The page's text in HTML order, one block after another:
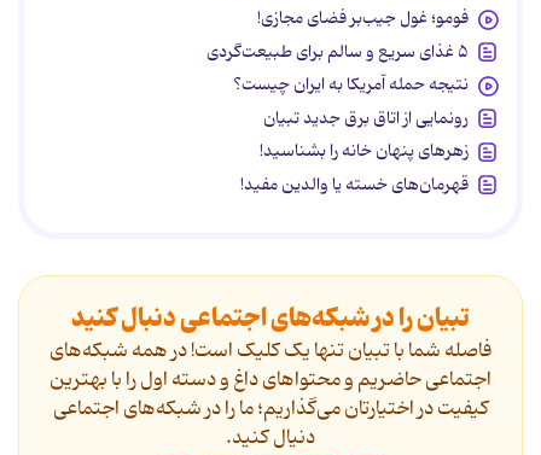
فومو؛ غول جیب‌بر فضای مجازی!
۵ غذای سریع و سالم برای طبیعت‌گردی
نتیجه حمله آمریکا به ایران چیست؟
رونمایی از اتاق برق جدید تبیان
زهرهای پنهان خانه را بشناسید!
قهرمان‌های خسته یا والدین مفید!
تبیان را در شبکه‌های اجتماعی دنبال کنید
فاصله شما با تبیان تنها یک کلیک است! در همه شبکه‌های
اجتماعی حاضریم و محتواهای داغ و دسته اول را با بهترین
کیفیت در اختیارتان می‌گذاریم؛ ما را در شبکه‌های اجتماعی
دنیال کنید.